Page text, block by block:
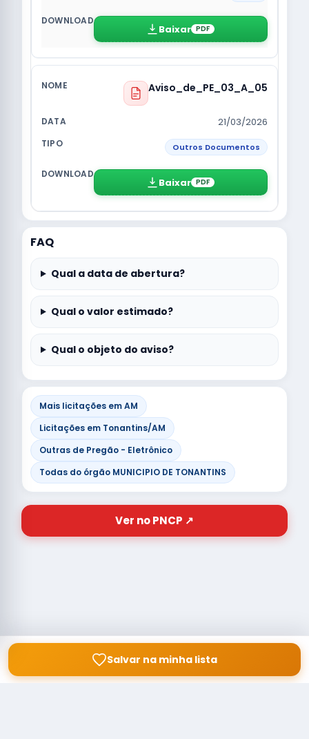
Baixar PDF
Aviso_de_PE_03_A_05
21/03/2026
Outros Documentos
Baixar PDF
FAQ
Qual a data de abertura?
Qual o valor estimado?
Qual o objeto do aviso?
Mais licitações em AM
Licitações em Tonantins/AM
Outras de Pregão - Eletrônico
Todas do órgão MUNICIPIO DE TONANTINS
Ver no PNCP ↗
Salvar na minha lista